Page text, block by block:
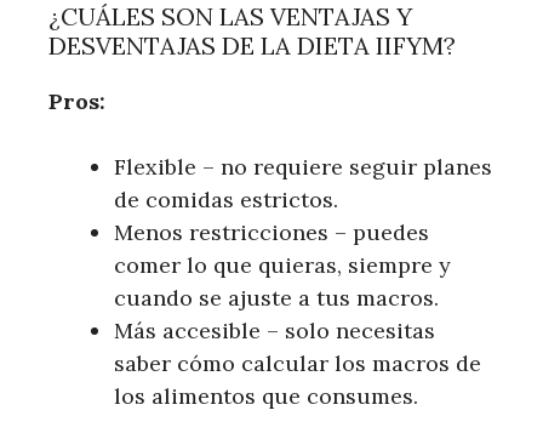
¿CUÁLES SON LAS VENTAJAS Y
DESVENTAJAS DE LA DIETA IIFYM?
Pros:
Flexible – no requiere seguir planes
de comidas estrictos.
Menos restricciones – puedes
comer lo que quieras, siempre y
cuando se ajuste a tus macros.
Más accesible – solo necesitas
saber cómo calcular los macros de
los alimentos que consumes.